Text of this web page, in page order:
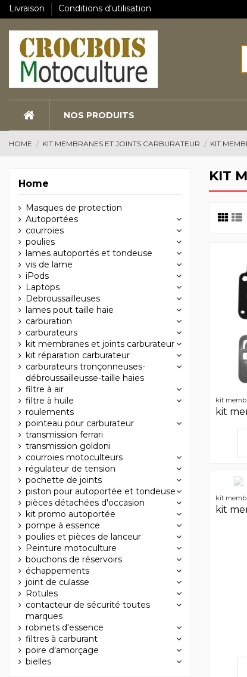
Livraison Conditions d'utilisation
NOS PRODUITS
HOME KIT MEMBRANES ET JOINTS CARBURATEUR KIT
KIT
kit
kit
kit
kit
Home
Masques de protection
Autoportées
courroies
poulies
lames autoportés et tondeuse
vis de lame
iPods
Laptops
Debroussailleuses
lames pout taille haie
carburation
carburateurs
kit membranes et joints carburateur
kit réparation carburateur
carburateurs tronçonneuses-
débroussailleusse-taille haies
filtre à air
filtre à huile
roulements
pointeau pour carburateur
transmission ferrari
transmission goldoni
courroies motoculteurs
régulateur de tension
pochette de joints
piston pour autoportée et tondeuse
pièces détachées d'occasion
kit promo autoportée
pompe à essence
poulies et pièces de lanceur
Peinture motoculture
bouchons de réservoirs
échappements
joint de culasse
Rotules
contacteur de sécurité toutes
marques
robinets d'essence
filtres à carburant
poire d'amorçage
bielles